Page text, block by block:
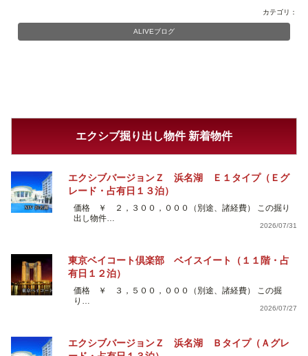
カテゴリ：
ALIVEブログ
エクシブ掘り出し物件 新着物件
エクシブバージョンＺ 浜名湖 Ｅ１タイプ（Ｅグ
レード・占有日１３泊）
価格 ￥ ２，３００，０００（別途、諸経費） この掘り
出し物件…
2026/07/31
東京ベイコート倶楽部 ベイスイート（１１階・占
有日１２泊）
価格 ￥ ３，５００，０００（別途、諸経費） この掘
り…
2026/07/27
エクシブバージョンＺ 浜名湖 Ｂタイプ（Ａグレ